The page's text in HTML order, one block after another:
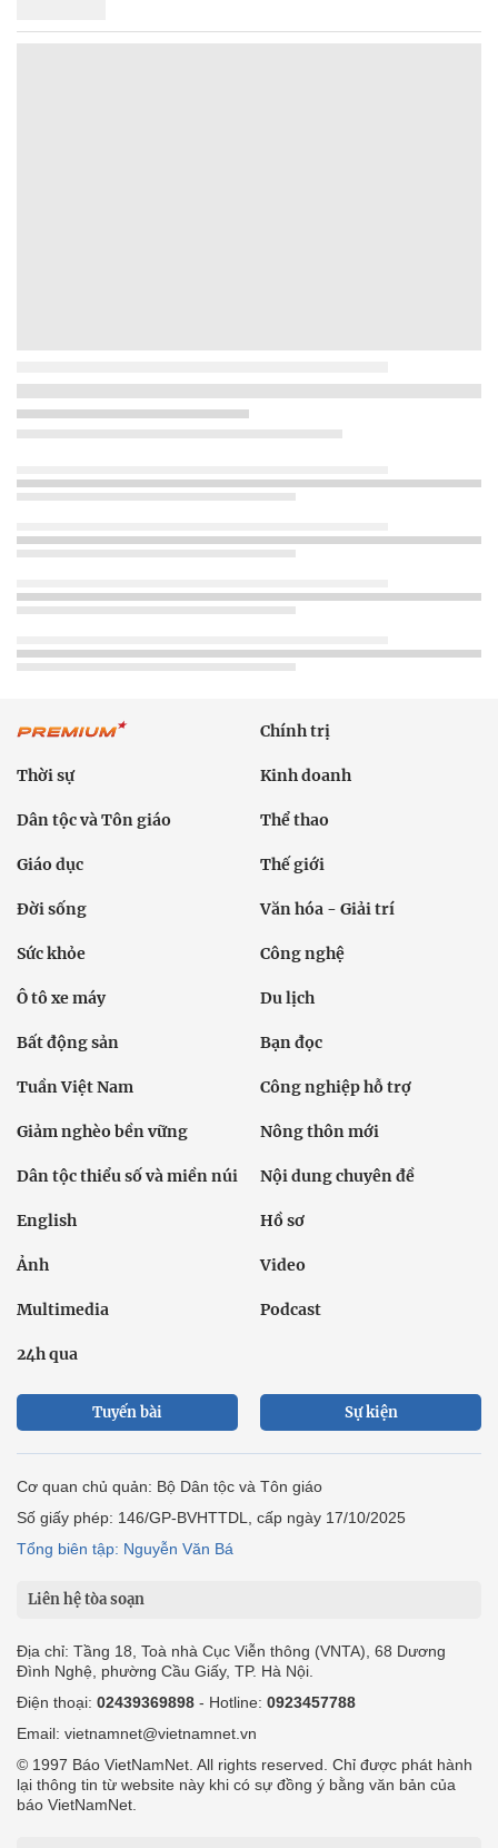
Chính trị
Thời sự Kinh doanh
Dân tộc và Tôn giáo Thể thao
Giáo dục Thế giới
Đời sống Văn hóa - Giải trí
Sức khỏe Công nghệ
Ô tô xe máy Du lịch
Bất động sản Bạn đọc
Tuần Việt Nam Công nghiệp hỗ trợ
Giảm nghèo bền vững Nông thôn mới
Dân tộc thiểu số và miền núi Nội dung chuyên đề
English Hồ sơ
Ảnh Video
Multimedia Podcast
24h qua
Tuyến bài Sự kiện
Cơ quan chủ quản: Bộ Dân tộc và Tôn giáo
Số giấy phép: 146/GP-BVHTTDL, cấp ngày 17/10/2025
Tổng biên tập: Nguyễn Văn Bá
Liên hệ tòa soạn
Địa chỉ: Tầng 18, Toà nhà Cục Viễn thông (VNTA), 68 Dương
Đình Nghệ, phường Cầu Giấy, TP. Hà Nội.
Điện thoại: 02439369898 - Hotline: 0923457788
Email: vietnamnet@vietnamnet.vn
© 1997 Báo VietNamNet. All rights reserved. Chỉ được phát hành
lại thông tin từ website này khi có sự đồng ý bằng văn bản của
báo VietNamNet.